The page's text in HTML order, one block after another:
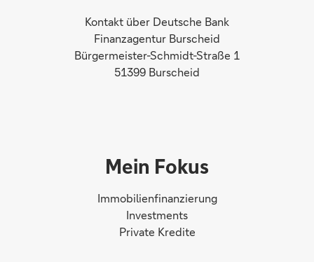
Kontakt über Deutsche Bank
Finanzagentur Burscheid
Bürgermeister-Schmidt-Straße 1
51399 Burscheid
Mein Fokus
Immobilienfinanzierung
Investments
Private Kredite